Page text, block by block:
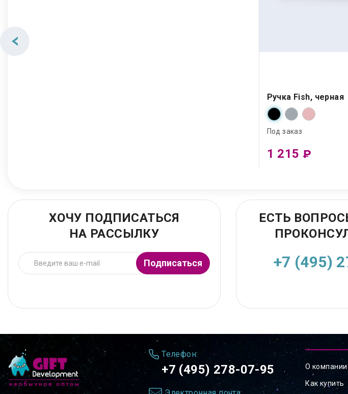
Ручка Fish, черная
Под заказ
1 215₽
ХОЧУ ПОДПИСАТЬСЯ
НА РАССЫЛКУ
Подписаться
ЕСТЬ
+7 (495)
Телефон:
+7 (495) 278-07-95 О компании
Как купить